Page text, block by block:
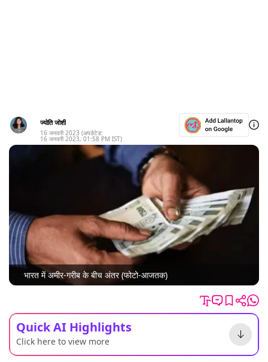
ज्योति जोशी
16 जनवरी 2023 (अपडेटेड:
16 जनवरी 2023, 01:58 PM IST)
भारत में अमीर-गरीब के बीच अंतर (फोटो-आजतक)
Quick AI Highlights
Click here to view more